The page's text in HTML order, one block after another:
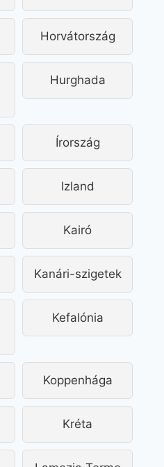
Horvátország
Hurghada
Írország
Izland
Kairó
Kanári-szigetek
Kefalónia
Koppenhága
Kréta